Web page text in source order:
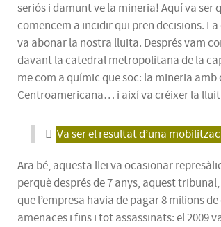
seriós i damunt ve la mineria! Aquí va ser
comencem a incidir qui pren decisions.
va abonar la nostra lluita. Després vam
davant la catedral metropolitana de la
me com a químic que soc: la mineria
Centroamericana… i així va créixer la
Va ser el resultat d’una
Ara bé, aquesta llei va ocasionar
perquè després de 7 anys, aquest
que l’empresa havia de pagar 8 milions
amenaces i fins i tot assassinats: el 2009